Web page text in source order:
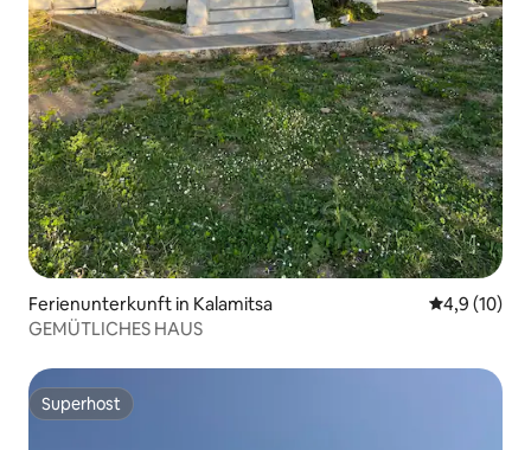
Ferienunterkunft in Kalamitsa
4,9 (10)
GEMÜTLICHES HAUS
Superhost
Superhost